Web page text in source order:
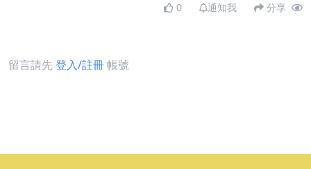
0 通知我 分享
留言請先登入/註冊帳號